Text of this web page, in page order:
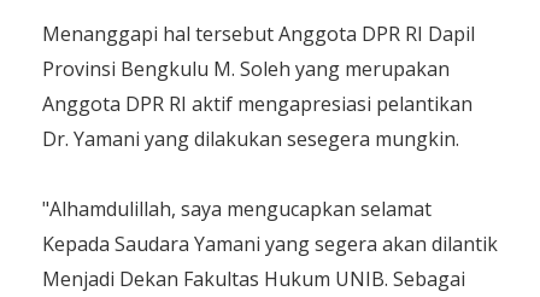
Menanggapi hal tersebut Anggota DPR RI Dapil
Provinsi Bengkulu M. Soleh yang merupakan
Anggota DPR RI aktif mengapresiasi pelantikan
Dr. Yamani yang dilakukan sesegera mungkin.
"Alhamdulillah, saya mengucapkan selamat
Kepada Saudara Yamani yang segera akan dilantik
Menjadi Dekan Fakultas Hukum UNIB. Sebagai